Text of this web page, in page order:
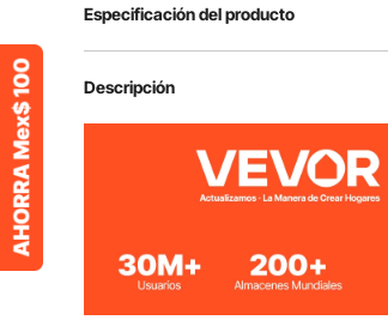
Especificación del producto
Número de modelo
Capacidad de carga
Ángulo de apertura de puerta
Descripción